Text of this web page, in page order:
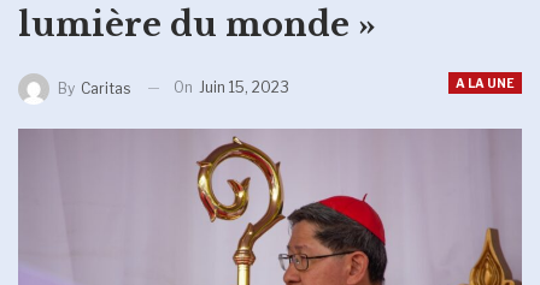
lumière du monde »
A LA UNE
By Caritas On Juin 15, 2023